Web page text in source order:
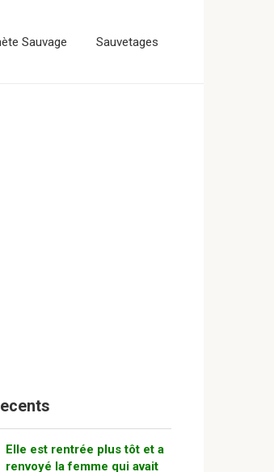
Sauvage Sauvetages
Elle est rentrée plus tôt et a
renvoyé la femme qui avait